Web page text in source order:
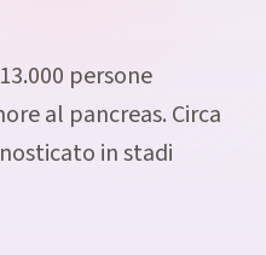
persone
al pancreas. Circa
in stadi